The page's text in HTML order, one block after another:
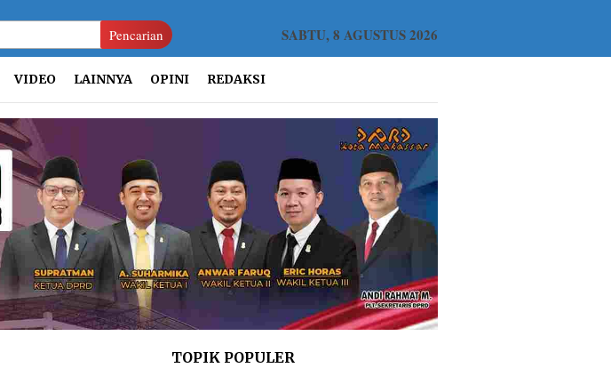
Pencarian SABTU, 8 AGUSTUS 2026
VIDEO LAINNYA OPINI REDAKSI
TOPIK POPULER